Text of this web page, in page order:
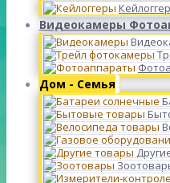
Видеокамеры
Дом - Семья